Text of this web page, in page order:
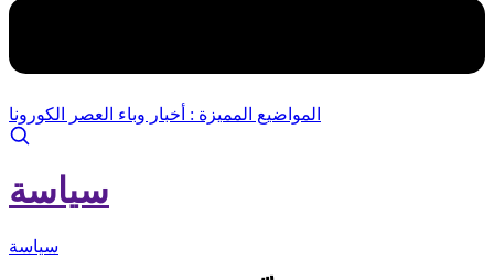
المواضيع المميزة : أخبار وباء العصر الكورونا
سياسة
سياسة